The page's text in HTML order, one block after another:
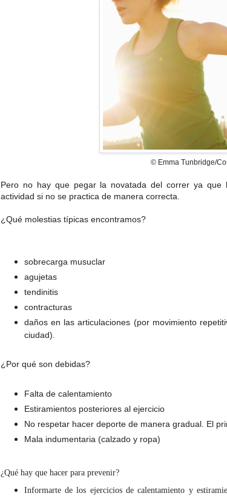
© Emma Tunbridge/
Pero no hay que pegar la novatada del correr ya que
actividad si no se practica de manera correcta.
¿Qué molestias típicas encontramos?
sobrecarga musuclar
agujetas
tendinitis
contracturas
daños en las articulaciones (por movimiento
ciudad).
¿Por qué son debidas?
Falta de calentamiento
Estiramientos posteriores al ejercicio
No respetar hacer deporte de manera gradual. El
Mala indumentaria (calzado y ropa)
¿Qué hay que hacer para prevenir?
Informarte de los ejercicios de calentamiento y